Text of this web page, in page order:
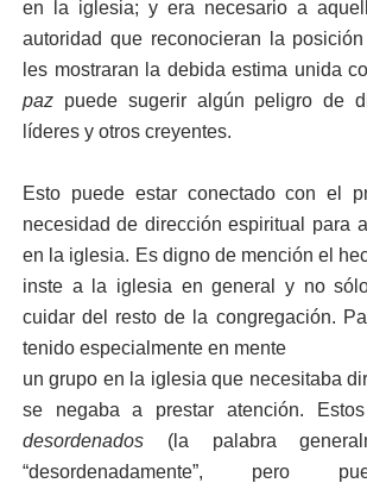
en la iglesia; y era necesario a
autoridad que reconocieran la
les mostraran la debida estima unida
paz puede sugerir algún peligro de
líderes y otros creyentes.
Esto puede estar conectado con el
necesidad de dirección espiritual para
en la iglesia. Es digno de mención el
inste a la iglesia en general y no
cuidar del resto de la congregación.
tenido especialmente en mente
un grupo en la iglesia que necesitaba
se negaba a prestar atención.
desordenados (la palabra
“desordenadamente”, pero